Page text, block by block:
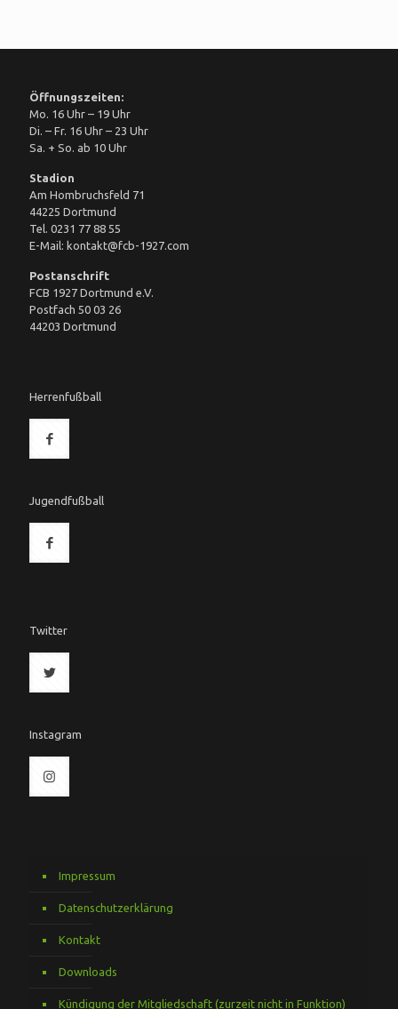
Öffnungszeiten:
Mo. 16 Uhr – 19 Uhr
Di. – Fr. 16 Uhr – 23 Uhr
Sa. + So. ab 10 Uhr
Stadion
Am Hombruchsfeld 71
44225 Dortmund
Tel. 0231 77 88 55
E-Mail: kontakt@fcb-1927.com
Postanschrift
FCB 1927 Dortmund e.V.
Postfach 50 03 26
44203 Dortmund
Herrenfußball
Jugendfußball
Twitter
Instagram
Impressum
Datenschutzerklärung
Kontakt
Downloads
Kündigung der Mitgliedschaft (zurzeit nicht in Funktion)